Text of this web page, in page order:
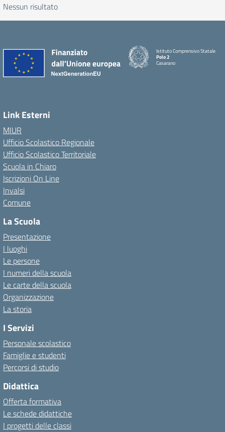
Nessun risultato
Istituto Comprensivo Statale
Polo 2
Casarano
Link Esterni
MIUR
Ufficio Scolastico Regionale
Ufficio Scolastico Territoriale
Scuola in Chiaro
Iscrizioni On Line
Invalsi
Comune
La Scuola
Presentazione
I luoghi
Le persone
I numeri della scuola
Le carte della scuola
Organizzazione
La storia
I Servizi
Personale scolastico
Famiglie e studenti
Percorsi di studio
Didattica
Offerta formativa
Le schede didattiche
I progetti delle classi